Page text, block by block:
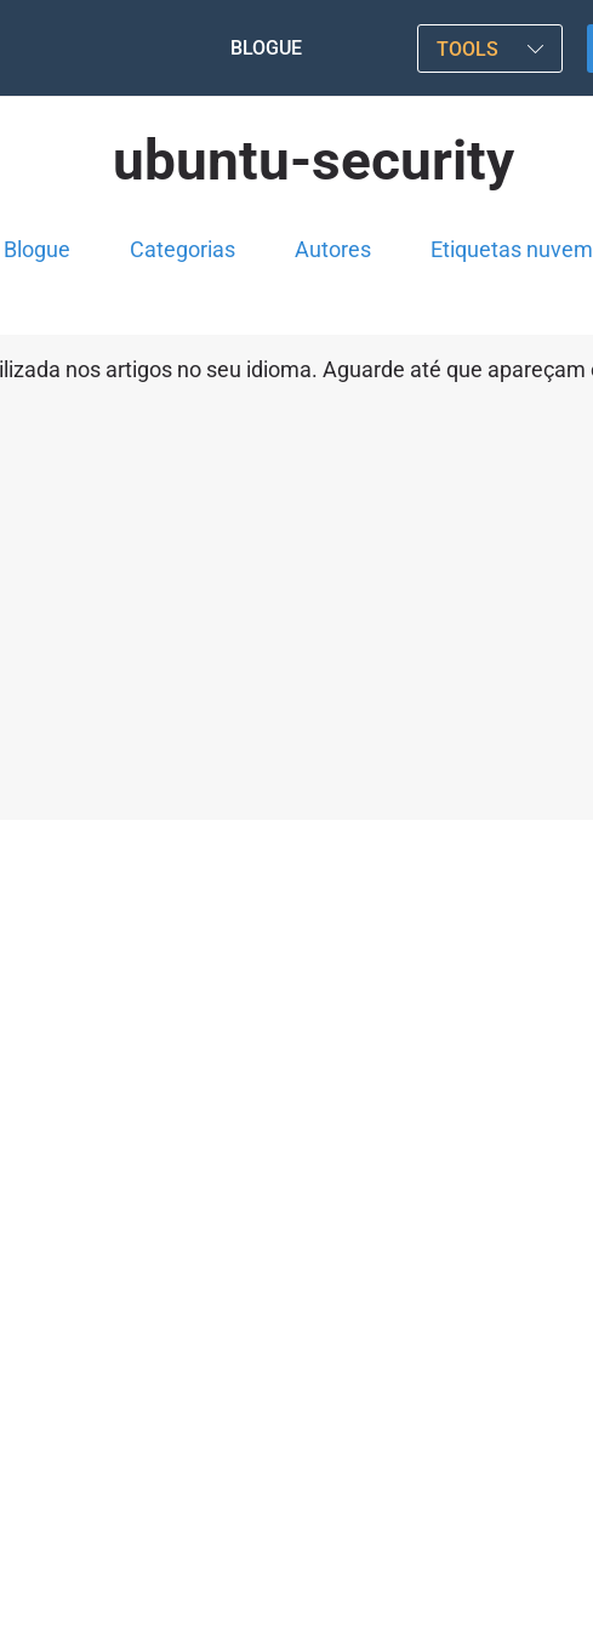
BLOGUE TOOLS
ubuntu-security
Blogue Categorias Autores Etiquetas nuvem